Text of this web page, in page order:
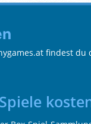
findest du